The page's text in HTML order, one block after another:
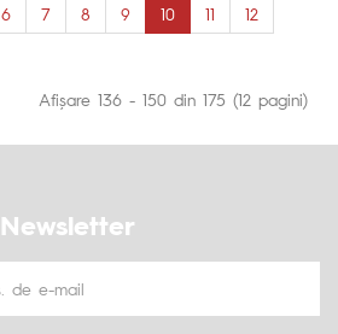
6 7 8 9 10 11
12
Afişare 136 - 150 din 175 (12 pagini)
Newsletter